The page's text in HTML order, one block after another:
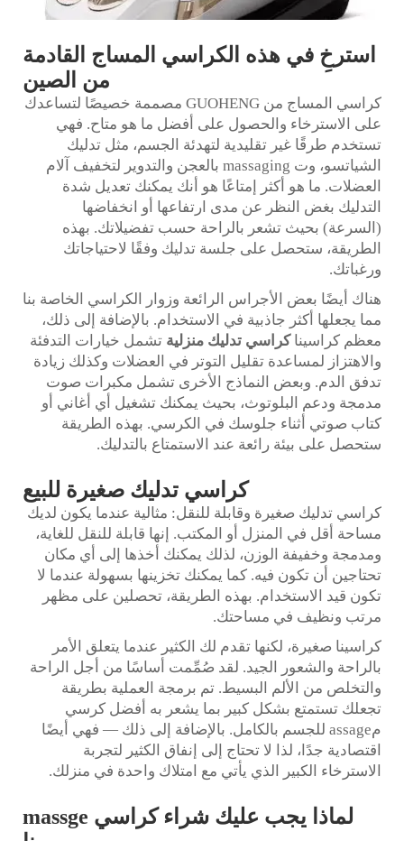
استرخِ في هذه الكراسي المساج القادمة
من الصين
كراسي المساج من GUOHENG مصممة خصيصًا لتساعدك
على الاسترخاء والحصول على أفضل ما هو متاح. فهي
تستخدم طرقًا غير تقليدية لتهدئة الجسم، مثل تدليك
الشياتسو، وت massaging بالعجن والتدوير لتخفيف آلام
العضلات. ما هو أكثر إمتاعًا هو أنك يمكنك تعديل شدة
التدليك بغض النظر عن مدى ارتفاعها أو انخفاضها
(السرعة) بحيث تشعر بالراحة حسب تفضيلاتك. بهذه
الطريقة، ستحصل على جلسة تدليك وفقًا لاحتياجاتك
ورغباتك.
هناك أيضًا بعض الأجراس الرائعة وزوار الكراسي الخاصة بنا
مما يجعلها أكثر جاذبية في الاستخدام. بالإضافة إلى ذلك،
معظم كراسيناكراسي تدليك منزلية تشمل خيارات التدفئة
والاهتزاز لمساعدة تقليل التوتر في العضلات وكذلك زيادة
تدفق الدم. وبعض النماذج الأخرى تشمل مكبرات صوت
مدمجة ودعم البلوتوث، بحيث يمكنك تشغيل أي أغاني أو
كتاب صوتي أثناء جلوسك في الكرسي. بهذه الطريقة
ستحصل على بيئة رائعة عند الاستمتاع بالتدليك.
كراسي تدليك صغيرة للبيع
كراسي تدليك صغيرة وقابلة للنقل: مثالية عندما يكون لديك
مساحة أقل في المنزل أو المكتب. إنها قابلة للنقل للغاية،
ومدمجة وخفيفة الوزن، لذلك يمكنك أخذها إلى أي مكان
تحتاجين أن تكون فيه. كما يمكنك تخزينها بسهولة عندما لا
تكون قيد الاستخدام. بهذه الطريقة، تحصلين على مظهر
مرتب ونظيف في مساحتك.
كراسينا صغيرة، لكنها تقدم لك الكثير عندما يتعلق الأمر
بالراحة والشعور الجيد. لقد صُمِّمت أساسًا من أجل الراحة
والتخلص من الألم البسيط. تم برمجة العملية بطريقة
تجعلك تستمتع بشكل كبير بما يشعر به أفضل كرسي
مassage للجسم بالكامل. بالإضافة إلى ذلك — فهي أيضًا
اقتصادية جدًا، لذا لا تحتاج إلى إنفاق الكثير لتجربة
الاسترخاء الكبير الذي يأتي مع امتلاك واحدة في منزلك.
لماذا يجب عليك شراء كراسي massge